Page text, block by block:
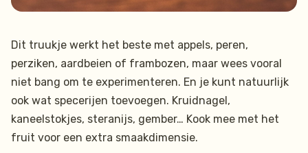
Dit truukje werkt het beste met appels, peren,
perziken, aardbeien of frambozen, maar wees vooral
niet bang om te experimenteren. En je kunt natuurlijk
ook wat specerijen toevoegen. Kruidnagel,
kaneelstokjes, steranijs, gember… Kook mee met het
fruit voor een extra smaakdimensie.